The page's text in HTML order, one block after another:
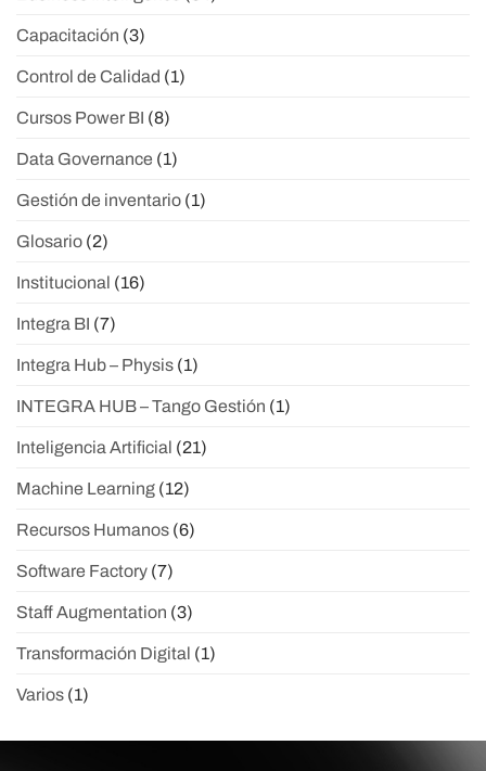
Capacitación (3)
Control de Calidad (1)
Cursos Power BI (8)
Data Governance (1)
Gestión de inventario (1)
Glosario (2)
Institucional (16)
Integra BI (7)
Integra Hub – Physis (1)
INTEGRA HUB – Tango Gestión (1)
Inteligencia Artificial (21)
Machine Learning (12)
Recursos Humanos (6)
Software Factory (7)
Staff Augmentation (3)
Transformación Digital (1)
Varios (1)